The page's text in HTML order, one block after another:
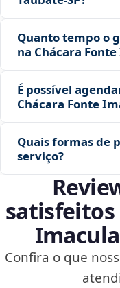
Quanto tempo o
na Chácara
É possível
Chácara Fonte
Quais formas de
serviço?
satisfeitos
Confira o que